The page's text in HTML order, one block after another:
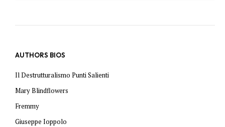
AUTHORS BIOS
Il Destrutturalismo Punti Salienti
Mary Blindflowers
Fremmy
Giuseppe Ioppolo